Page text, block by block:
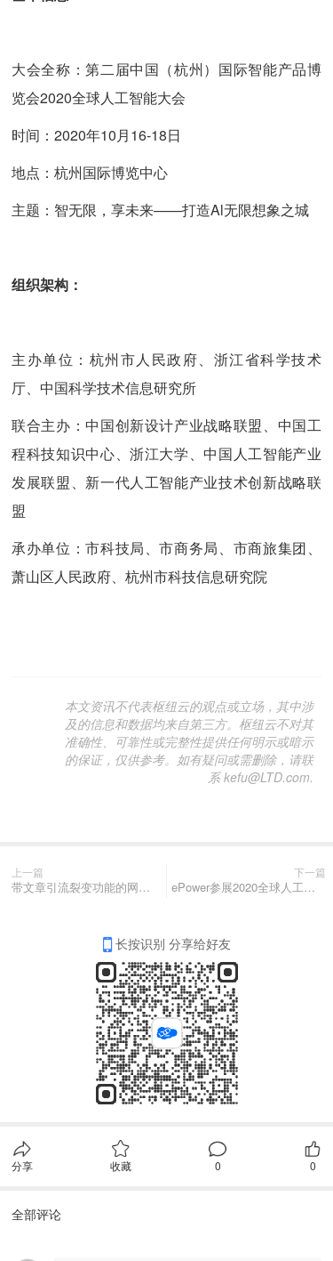
大会全称：第二届中国（杭州）国际智能产品博
览会2020全球人工智能大会
时间：2020年10月16-18日
地点：杭州国际博览中心
主题：智无限，享未来——打造Al无限想象之城
组织架构：
主办单位：杭州市人民政府、浙江省科学技术
厅、中国科学技术信息研究所
联合主办：中国创新设计产业战略联盟、中国工
程科技知识中心、浙江大学、中国人工智能产业
发展联盟、新一代人工智能产业技术创新战略联
盟
承办单位：市科技局、市商务局、市商旅集团、
萧山区人民政府、杭州市科技信息研究院
本文资讯不代表枢纽云的观点或立场，其中涉
及的信息和数据均来自第三方。枢纽云不对其
准确性、可靠性或完整性提供任何明示或暗示
的保证，仅供参考。如有疑问或需删除，请联
系 kefu@LTD.com.
上一篇
带文章引流裂变功能的网站，你见过吗？
下一篇
ePower参展2020全球人工智能大会，助力数字化转型
长按识别 分享给好友
分享 收藏 0 0
全部评论